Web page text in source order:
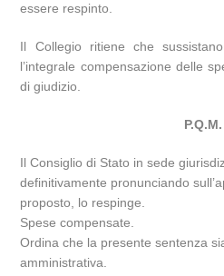
essere respinto.
Il Collegio ritiene che
l’integrale compensazione delle
di giudizio.
P.Q.M.
Il Consiglio di Stato in sede
definitivamente pronunciando
proposto, lo respinge.
Spese compensate.
Ordina che la presente sentenza
amministrativa.